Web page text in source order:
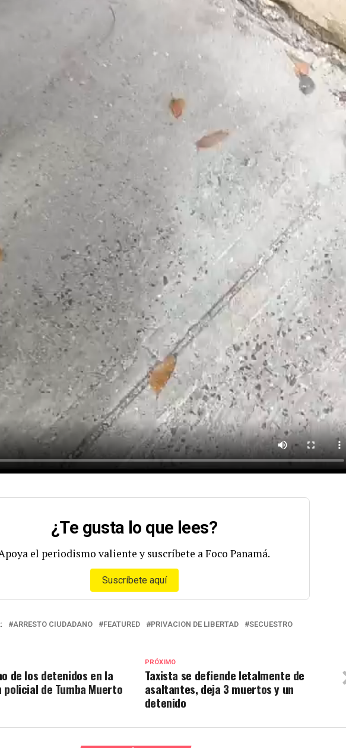
¿Te gusta lo que lees?
el periodismo valiente y suscríbete a Foco Panamá.
Suscríbete aquí
ARRESTO CIUDADANO FEATURED PRIVACION DE LIBERTAD
SECUESTRO
PRÓXIMO
Taxista se defiende letalmente de
asaltantes, deja 3 muertos y un
detenido
de los detenidos en la
policial de Tumba Muerto